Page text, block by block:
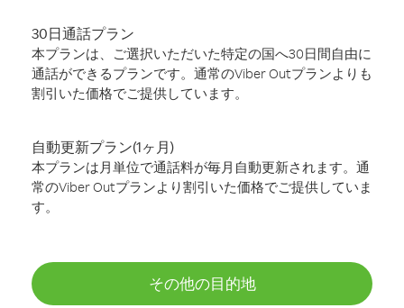
30日通話プラン
本プランは、ご選択いただいた特定の国へ30日間自由に
通話ができるプランです。通常のViber Outプランよりも
割引いた価格でご提供しています。
自動更新プラン(1ヶ月)
本プランは月単位で通話料が毎月自動更新されます。通
常のViber Outプランより割引いた価格でご提供していま
す。
その他の目的地